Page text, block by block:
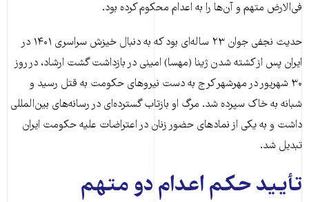
فی‌الارض متهم و آن‌ها را به اعدام محکوم کرده بود.
حدیث نجفی جوان ۲۳ ساله‌ای بود که به دنبال خیزش سراسری ۱۴۰۱ در
ایران پس از کشته شدن ژینا (مهسا) امینی در بازداشت گشت ارشاد، در روز
۳۰ شهریور در مهرشهر کرج به دست نیروهای حکومت به قتل رسید و
شبانه به خاک سپرده شد. مرگ او بازتاب گسترده‌ای در رسانه‌های بین‌المللی
داشت و به یکی از نمادهای حضور زنان در اعتراضات علیه حکومت ایران
تبدیل شد.
تأیید حکم اعدام دو متهم